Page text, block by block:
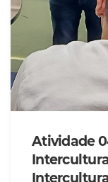
Atividade